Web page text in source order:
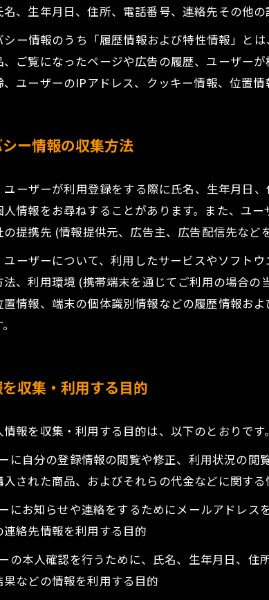
、生年月日、住所、電話番号、連絡先その他
シー情報のうち「履歴情報および特性情報」と
、ご覧になったページや広告の履歴、ユーザー
ユーザーのIPアドレス、クッキー情報、位置情
ー情報の収集方法
ユーザーが利用登録をする際に氏名、生年月日
人情報をお尋ねすることがあります。また、ユ
提携先 (情報提供元、広告主、広告配信先など
ユーザーについて、利用したサービスやソフト
法、利用環境 (携帯端末を通じてご利用の場合
置情報、端末の個体識別情報などの履歴情報お
収集・利用する目的
報を収集・利用する目的は、以下のとおりです。
に自分の登録情報の閲覧や修正、利用状況の
入された商品、およびそれらの代金などに関す
にお知らせや連絡をするためにメールアドレ
絡先情報を利用する目的
の本人確認を行うために、氏名、生年月日、
果などの情報を利用する目的